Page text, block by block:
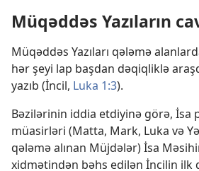
Müqəddəs Yazıların
Müqəddəs Yazıları qələmə
hər şeyi lap başdan dəqiqliklə
yazıb (İncil, Luka 1:3).
Bəzilərinin iddia etdiyinə görə, İsa
müasirləri (Matta, Mark, Luka və
qələmə alınan Müjdələr) İsa
xidmətindən bəhs edilən İncilin